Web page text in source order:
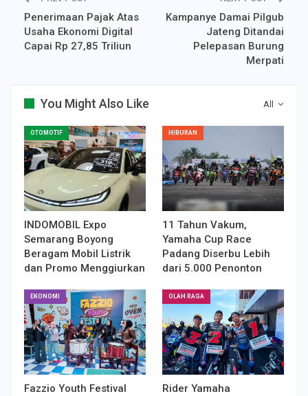
Penerimaan Pajak Atas
Usaha Ekonomi Digital
Capai Rp 27,85 Triliun
Kampanye Damai Pilgub
Jateng Ditandai
Pelepasan Burung
Merpati
All
You Might Also Like
OTOMOTIF
INDOMOBIL Expo
Semarang Boyong
Beragam Mobil Listrik
dan Promo Menggiurkan
HIBURAN
11 Tahun Vakum,
Yamaha Cup Race
Padang Diserbu Lebih
dari 5.000 Penonton
EKONOMI
Fazzio Youth Festival
OLAH RAGA
Rider Yamaha